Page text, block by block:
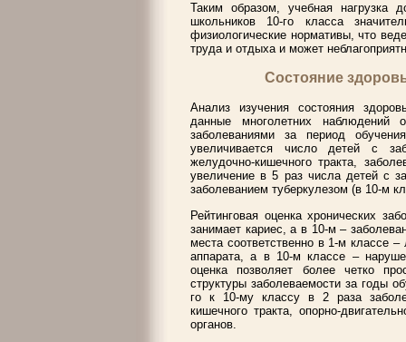
Таким образом, учебная
школьников 10-го класса
физиологические нормативы, что
труда и отдыха и может
Состояние
Анализ изучения состояния
данные многолетних наблюдений
заболеваниями за период
увеличивается число детей с
желудочно-кишечного тракта,
увеличение в 5 раз числа детей с
заболеванием туберкулезом (в 10-м
Рейтинговая оценка хронических
занимает кариес, а в 10-м –
места соответственно в 1-м классе –
аппарата, а в 10-м классе –
оценка позволяет более четко
структуры заболеваемости за годы
го к 10-му классу в 2 раза
кишечного тракта, опорно-
органов.